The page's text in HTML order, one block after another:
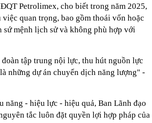
Petrolimex, cho biết trong năm 2025,
quan trọng, bao gồm thoái vốn hoặc
sứ mệnh lịch sử và không phù hợp với
tập trung nội lực, thu hút nguồn lực
những dự án chuyển dịch năng lượng" -
năng - hiệu lực - hiệu quả, Ban Lãnh đạo
tắc luôn đặt quyền lợi hợp pháp của